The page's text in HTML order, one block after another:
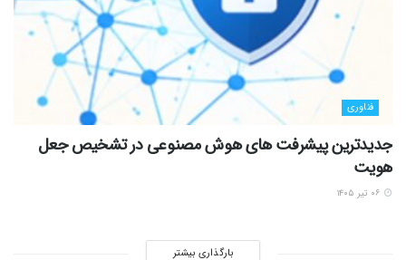
فناوری
جدیدترین پیشرفت های هوش مصنوعی در تشخیص جعل
هویت
بارگذاری بیشتر